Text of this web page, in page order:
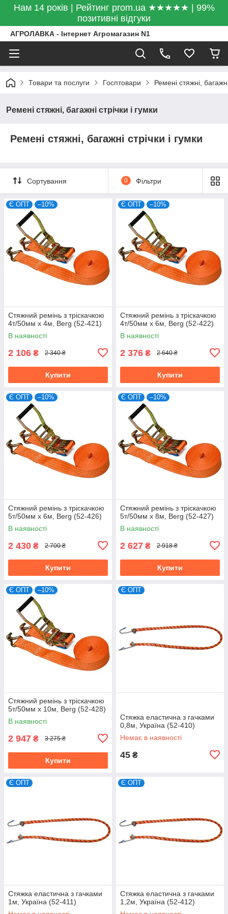
Нам 14 років | Рейтинг prom.ua ★★★★★ | 99%
позитивні відгуки
АГРОЛАВКА - Інтернет Агромагазин N1
Товари та послуги Госптовари Ремені стяжні,
Ремені стяжні, багажні стрічки і гумки
Ремені стяжні, багажні стрічки і гумки
Сортування 0 Фільтри
Є ОПТ –10%
Стяжний ремінь з тріскачкою
4т/50мм х 4м, Berg (52-421)
В наявності
2 106 ₴ 2 340 ₴
Купити
Є ОПТ –10%
Стяжний ремінь з тріскачкою
4т/50мм х 6м, Berg (52-422)
В наявності
2 376 ₴ 2 640 ₴
Купити
Є ОПТ –10%
Стяжний ремінь з тріскачкою
5т/50мм х 6м, Berg (52-426)
В наявності
2 430 ₴ 2 700 ₴
Купити
Є ОПТ –10%
Стяжний ремінь з тріскачкою
5т/50мм х 8м, Berg (52-427)
В наявності
2 627 ₴ 2 918 ₴
Купити
Є ОПТ –10%
Стяжний ремінь з тріскачкою
5т/50мм х 10м, Berg (52-428)
В наявності
2 947 ₴ 3 275 ₴
Купити
Є ОПТ
Стяжка еластична з гачками
0,8м, Україна (52-410)
Немає в наявності
45 ₴
Є ОПТ
Стяжка еластична з гачками
1м, Україна (52-411)
Є ОПТ
Стяжка еластична з гачками
1,2м, Україна (52-412)